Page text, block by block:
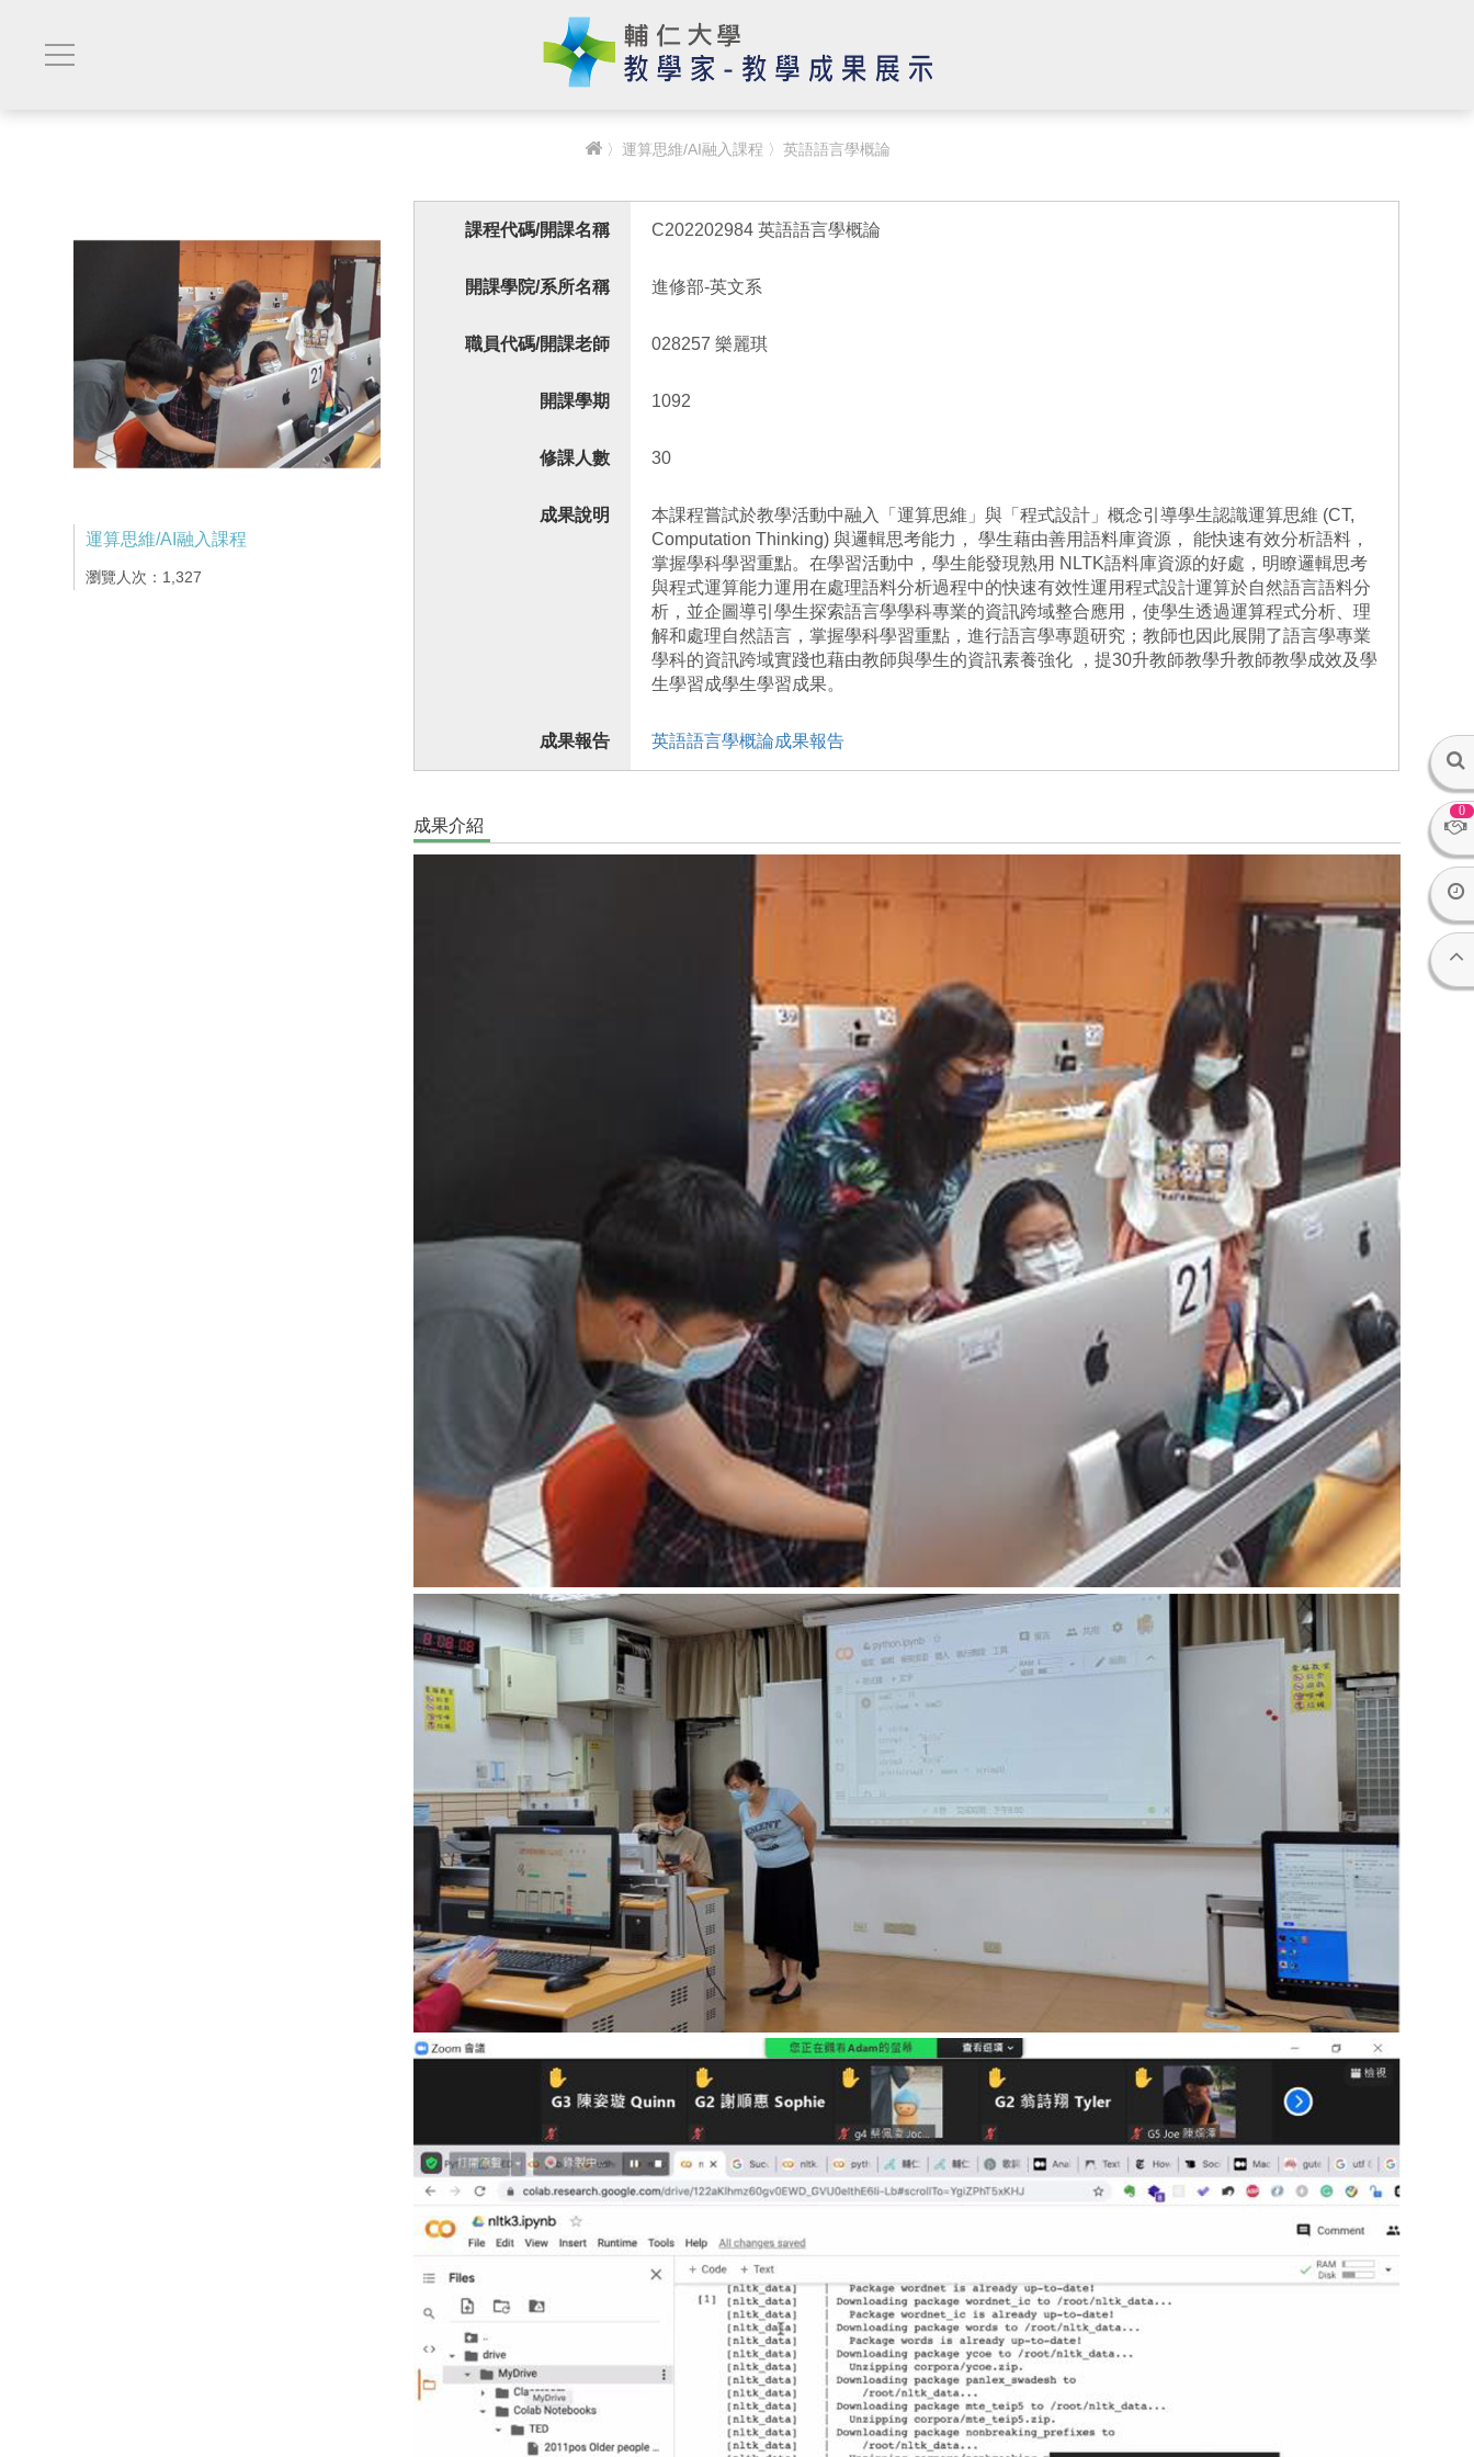
0
〉 運算思維/AI融入課程 〉英語語言學概論
運算思維/AI融入課程
瀏覽人次：1,327
課程代碼/開課名稱 C202202984 英語語言學概論
開課學院/系所名稱 進修部-英文系
職員代碼/開課老師 028257 樂麗琪
開課學期 1092
修課人數 30
成果說明
本課程嘗試於教學活動中融入「運算思維」與「程式設計」概念引導學生認識運算思維 (CT,
Computation Thinking) 與邏輯思考能力， 學生藉由善用語料庫資源， 能快速有效分析語料，
掌握學科學習重點。在學習活動中，學生能發現熟用 NLTK語料庫資源的好處，明瞭邏輯思考
與程式運算能力運用在處理語料分析過程中的快速有效性運用程式設計運算於自然語言語料分
析，並企圖導引學生探索語言學學科專業的資訊跨域整合應用，使學生透過運算程式分析、理
解和處理自然語言，掌握學科學習重點，進行語言學專題研究；教師也因此展開了語言學專業
學科的資訊跨域實踐也藉由教師與學生的資訊素養強化 ，提30升教師教學升教師教學成效及學
生學習成學生學習成果。
成果報告 英語語言學概論成果報告
成果介紹